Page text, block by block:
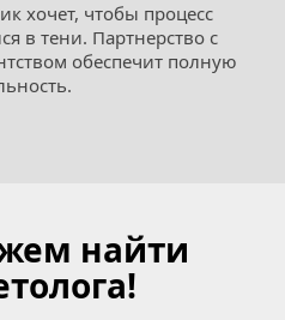
хочет, чтобы процесс
в тени. Партнерство с
обеспечит полную
найти